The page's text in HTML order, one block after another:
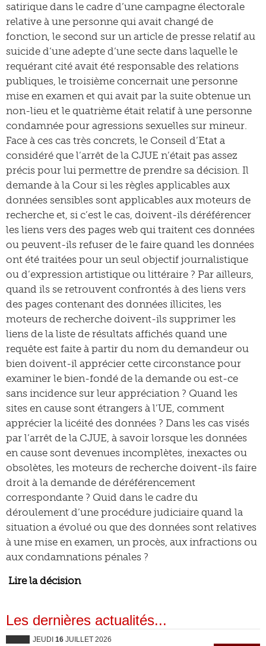
satirique dans le cadre d’une campagne électorale
relative à une personne qui avait changé de
fonction, le second sur un article de presse relatif au
suicide d’une adepte d’une secte dans laquelle le
requérant cité avait été responsable des relations
publiques, le troisième concernait une personne
mise en examen et qui avait par la suite obtenue un
non-lieu et le quatrième était relatif à une personne
condamnée pour agressions sexuelles sur mineur.
Face à ces cas très concrets, le Conseil d’Etat a
considéré que l’arrêt de la CJUE n’était pas assez
précis pour lui permettre de prendre sa décision. Il
demande à la Cour si les règles applicables aux
données sensibles sont applicables aux moteurs de
recherche et, si c’est le cas, doivent-ils déréférencer
les liens vers des pages web qui traitent ces données
ou peuvent-ils refuser de le faire quand les données
ont été traitées pour un seul objectif journalistique
ou d’expression artistique ou littéraire ? Par ailleurs,
quand ils se retrouvent confrontés à des liens vers
des pages contenant des données illicites, les
moteurs de recherche doivent-ils supprimer les
liens de la liste de résultats affichés quand une
requête est faite à partir du nom du demandeur ou
bien doivent-il apprécier cette circonstance pour
examiner le bien-fondé de la demande ou est-ce
sans incidence sur leur appréciation ? Quand les
sites en cause sont étrangers à l’UE, comment
apprécier la licéité des données ? Dans les cas visés
par l’arrêt de la CJUE, à savoir lorsque les données
en cause sont devenues incomplètes, inexactes ou
obsolètes, les moteurs de recherche doivent-ils faire
droit à la demande de déréférencement
correspondante ? Quid dans le cadre du
déroulement d’une procédure judiciaire quand la
situation a évolué ou que des données sont relatives
à une mise en examen, un procès, aux infractions ou
aux condamnations pénales ?
Lire la décision
Les dernières actualités...
JEUDI 16 JUILLET 2026